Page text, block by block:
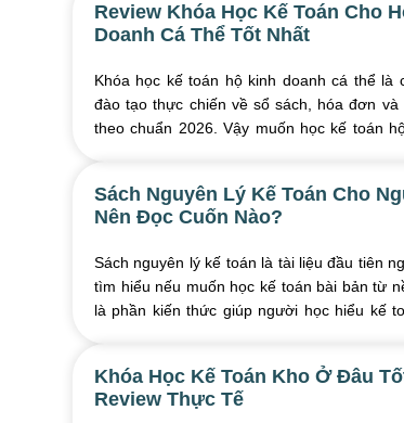
Review Khóa Học Kế Toán Cho
Doanh Cá Thể Tốt Nhất
Khóa học kế toán hộ kinh doanh cá thể là
đào tạo thực chiến về sổ sách, hóa đơn và
theo chuẩn 2026. Vậy muốn học kế toán hộ
Sách Nguyên Lý Kế Toán Cho
Nên Đọc Cuốn Nào?
Sách nguyên lý kế toán là tài liệu đầu tiên
tìm hiểu nếu muốn học kế toán bài bản từ
là phần kiến thức giúp người học hiểu kế
Khóa Học Kế Toán Kho Ở Đâu
Review Thực Tế